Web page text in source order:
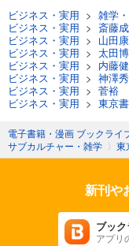
ビジネス・実用 > 雑学
ビジネス・実用 > 斎藤
ビジネス・実用 > 山田
ビジネス・実用 > 太田
ビジネス・実用 > 内藤健
ビジネス・実用 > 神澤
ビジネス・実用 > 菅裕
ビジネス・実用 > 東京
電子書籍・漫画 ブックライ
サブカルチャー・雑学 〉 東
新刊や
ブッ
アプリ